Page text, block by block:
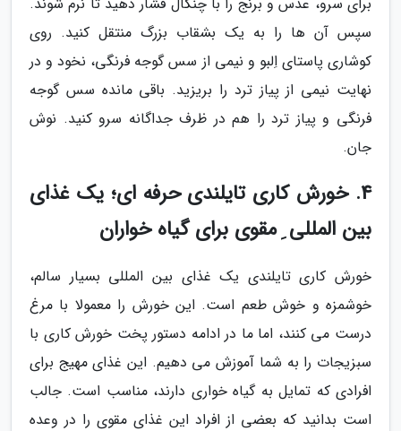
سپس آن ها را به یک بشقاب بزرگ منتقل کنید. روی
کوشاری پاستای اِلبو و نیمی از سس گوجه فرنگی، نخود و در
نهایت نیمی از پیاز ترد را بریزید. باقی مانده سس گوجه
فرنگی و پیاز ترد را هم در ظرف جداگانه سرو کنید. نوش
جان.
4. خورش کاری تایلندی حرفه ای؛ یک غذای
بین المللی ِ مقوی برای گیاه خواران
خورش کاری تایلندی یک غذای بین المللی بسیار سالم،
خوشمزه و خوش طعم است. این خورش را معمولا با مرغ
درست می کنند، اما ما در ادامه دستور پخت خورش کاری با
سبزیجات را به شما آموزش می دهیم. این غذای مهیج برای
افرادی که تمایل به گیاه خواری دارند، مناسب است. جالب
است بدانید که بعضی از افراد این غذای مقوی را در وعده